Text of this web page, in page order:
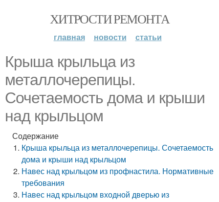
ХИТРОСТИ РЕМОНТА
главная новости статьи
Крыша крыльца из
металлочерепицы.
Сочетаемость дома и крыши
над крыльцом
Содержание
Крыша крыльца из металлочерепицы. Сочетаемость
дома и крыши над крыльцом
Навес над крыльцом из профнастила. Нормативные
требования
Навес над крыльцом входной дверью из